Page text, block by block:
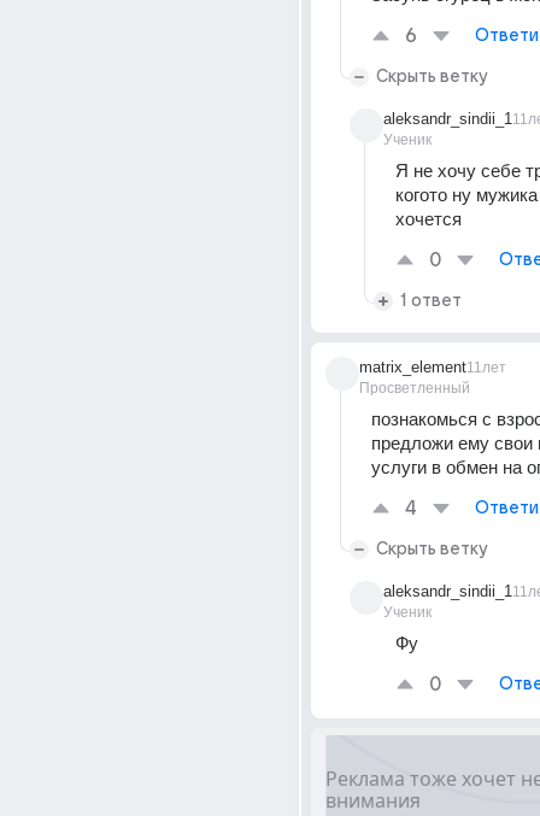
6
Скрыть ветку
aleksandr_sindii_1
Ученик
Я не хочу себе
когото ну
хочется
0
1 ответ
matrix_element
Просветленный
11лет
познакомься с
предложи ему свои
услуги в обмен на
4
Скрыть ветку
aleksandr_sindii_1
Ученик
Фу
0